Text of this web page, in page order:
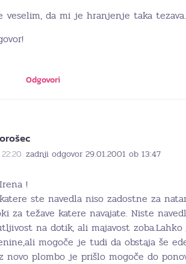
veselim, da mi je hranjenje taka
Odgovori
zadnji odgovor 29.01.2001 ob 13:47
!
ste navedla niso zadostne za
za težave katere navajate. Niste
na dotik, ali majavost
mogoče je tudi da obstaja še
novo plombo je prišlo mogoče do